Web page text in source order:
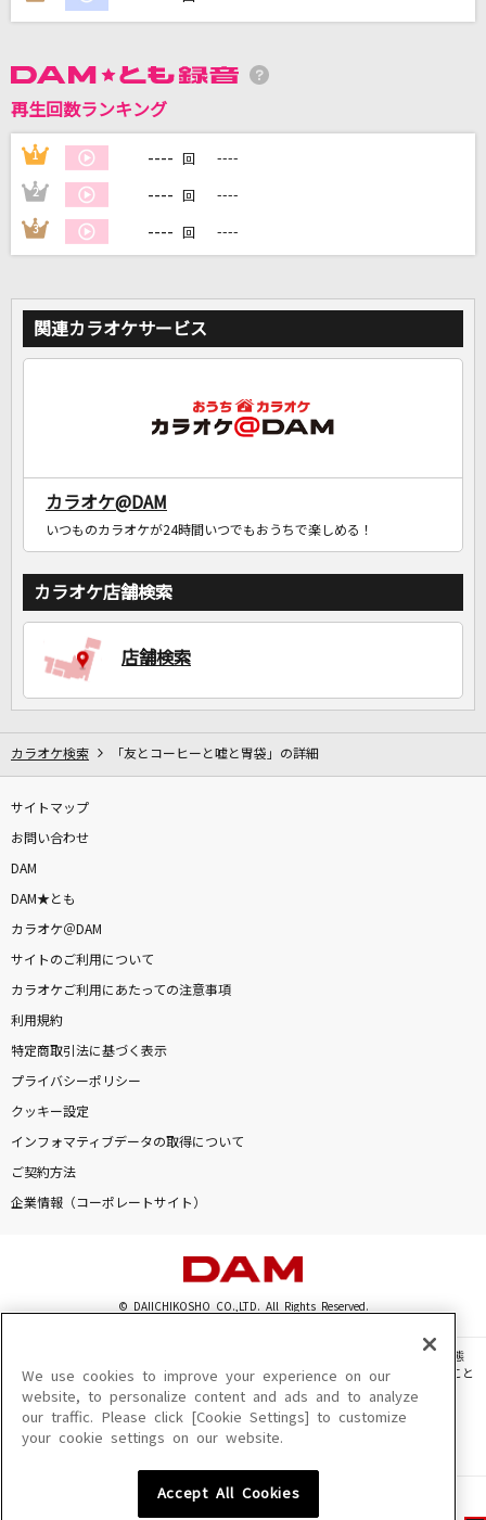
再生回数ランキング
1 ---- 回 ----
2 ---- 回 ----
3 ---- 回 ----
関連カラオケサービス
カラオケ@DAM
いつものカラオケが24時間いつでもおうちで楽しめる！
カラオケ店舗検索
店舗検索
カラオケ検索 「友とコーヒーと嘘と胃袋」の詳細
サイトマップ
お問い合わせ
DAM
DAM★とも
カラオケ＠DAM
サイトのご利用について
カラオケご利用にあたっての注意事項
利用規約
特定商取引法に基づく表示
プライバシーポリシー
クッキー設定
インフォマティブデータの取得について
ご契約方法
企業情報（コーポレートサイト）
© DAIICHIKOSHO CO.,LTD. All Rights Reserved.
このサイトに掲載されている一切の文章・画像・写真・動画・音声等を、手段や形態
を問わず、著作権法の定める範囲を超えて無断で複製、転載、ファイル化などすること
を禁じます。
楽曲及びコンテンツは、機種によりご利用いただけない場合があります。
楽曲及びコンテンツの配信日、配信内容が変更になる場合があります。
We use cookies to improve your experience on our
website, to personalize content and ads and to analyze
our traffic. Please click [Cookie Settings] to customize
your cookie settings on our website.
Accept All Cookies